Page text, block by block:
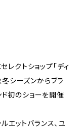
クトショップ「ディ
冬シーズンからブラ
初のショーを開催
エットバランス、ユ